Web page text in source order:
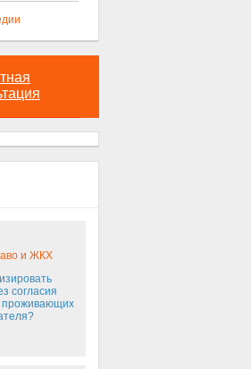
и ЖКХ
согласия
проживающих